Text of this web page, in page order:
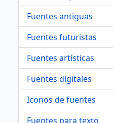
Fuentes antiguas
Fuentes futuristas
Fuentes artísticas
Fuentes digitales
Iconos de fuentes
Fuentes para texto